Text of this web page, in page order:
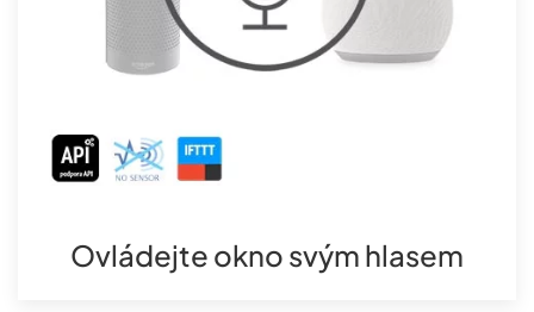
Ovládejte okno svým hlasem